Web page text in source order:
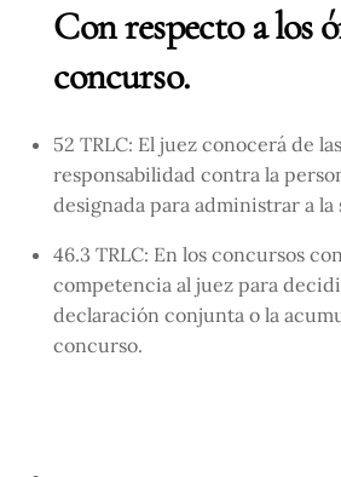
Con respecto a los
concurso.
52 TRLC: El juez conocerá de
responsabilidad contra la
designada para administrar a la
46.3 TRLC: En los concursos
competencia al juez para
declaración conjunta o la
concurso.